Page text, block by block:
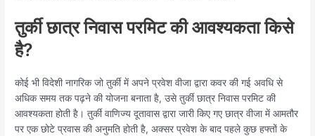
तुर्की छात्र निवास परमिट की आवश्यकता किसे
है?
कोई भी विदेशी नागरिक जो तुर्की में अपने प्रवेश वीजा द्वारा कवर की गई अवधि से
अधिक समय तक पढ़ने की योजना बनाता है, उसे तुर्की छात्र निवास परमिट की
आवश्यकता होती है। तुर्की वाणिज्य दूतावास द्वारा जारी किए गए छात्र वीजा में आमतौर
पर एक छोटे प्रवास की अनुमति होती है, अक्सर प्रवेश के बाद पहले कुछ हफ्तों के